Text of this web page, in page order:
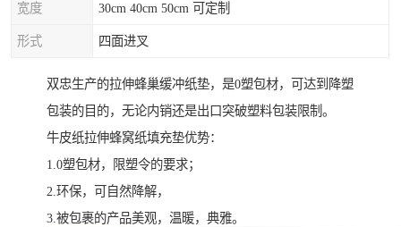
宽度 30cm 40cm 50cm 可定制
形式 四面进叉
双忠生产的拉伸蜂巢缓冲纸垫，是0塑包材，可达到降塑
包装的目的，无论内销还是出口突破塑料包装限制。
牛皮纸拉伸蜂窝纸填充垫优势：
1.0塑包材，限塑令的要求；
2.环保，可自然降解，
3.被包裹的产品美观，温暖，典雅。